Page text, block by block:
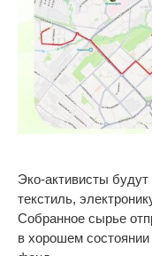
Эко-активисты
текстиль,
Собранное сырье
в хорошем